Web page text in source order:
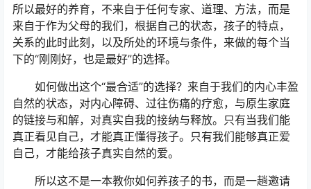
所以最好的养育，不来自于任何专家、道理、方法，而是
来自于作为父母的我们，根据自己的状态，孩子的特点，
关系的此时此刻，以及所处的环境与条件，来做的每个当
下的“刚刚好，也是最好”的选择。
如何做出这个“最合适”的选择？来自于我们的内心丰盈
自然的状态，对内心障碍、过往伤痛的疗愈，与原生家庭
的链接与和解，对真实自我的接纳与释放。只有当我们能
真正看见自己，才能真正懂得孩子。只有我们能够真正爱
自己，才能给孩子真实自然的爱。
所以这不是一本教你如何养孩子的书，而是一趟邀请